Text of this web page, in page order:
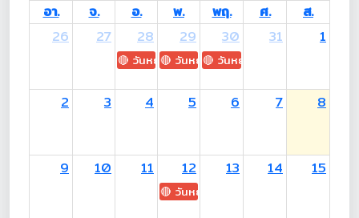
อา. จ. อ. พ. พฤ. ศ.
ส.
26
27 28
🔴 วันหยุด: H.M. King Maha Vajiralongkorn's
29
🔴 วันหยุด: Asanha Bucha Day
30
🔴 วันหยุด: Buddhist Lent
31 1
2 3 4 5 6 7 8
9 10 11 12
🔴 วันหยุด: H.M. Queen Sirikit The
13 14 15